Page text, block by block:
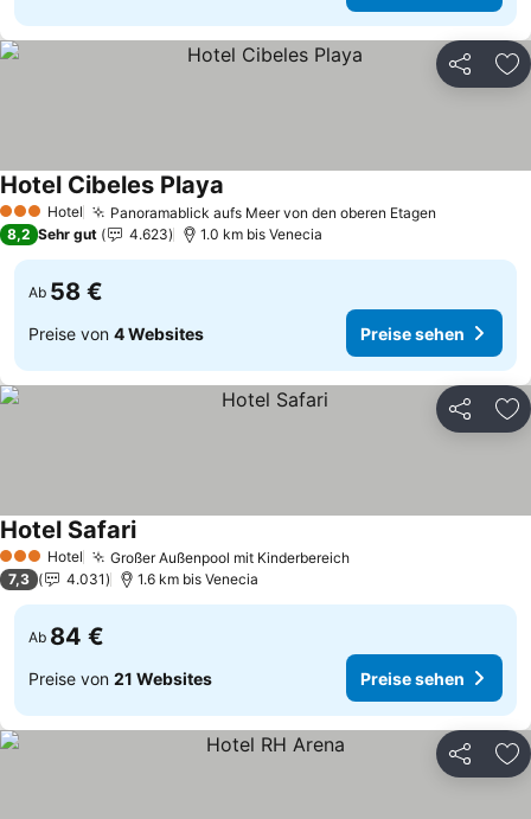
Teilen
3 SterneHotel Panoramablick aufs Meer von den oberen Etagen
Hotel Cibeles Playa
8,2 Sehr gut 4.623 1.0 km bis Venecia
Ab 58 €
Preise von 4 Websites Preise sehen
Teilen
3 SterneHotel Großer Außenpool mit KinderbereichPreise sehen
Hotel SafariPreise sehen
7,3 4.031 1.6 km bis Venecia
Ab 84 €
Preise von 21 Websites Preise sehen
Teilen